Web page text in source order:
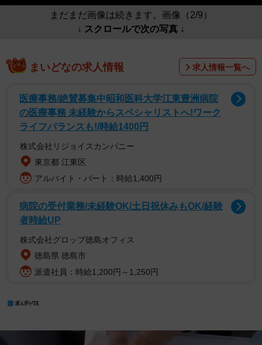
まだまだ画像は続きます。画像（2/9）
↓ スクロールで次の写真 ↓
まいどなの求人情報 求人情報一覧へ
医療事務/絶賛募集中昭和医科大学江東豊洲病院
の医療事務 未経験からスペシャリストへ!ワーク
ライフバランスも!/時給1400円
株式会社リジョイスカンパニー
東京都 江東区
アルバイト・パート：時給1,400円
病院の受付業務/未経験OK/土日祝休みもOK/経験
者時給UP
株式会社グロップ徳島オフィス
徳島県 徳島市
派遣社員：時給1,200円～1,250円